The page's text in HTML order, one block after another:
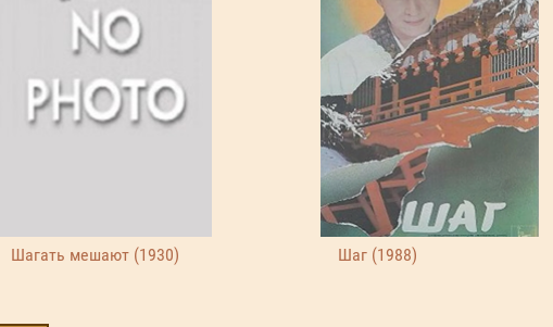
Шагать мешают (1930) Шаг (1988)